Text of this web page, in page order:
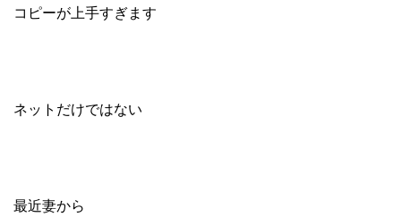
コピーが上手すぎます
ネットだけではない
最近妻から